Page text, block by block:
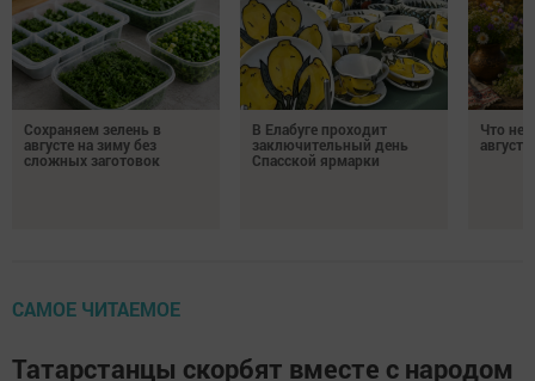
Сохраняем зелень в
августе на зиму без
сложных заготовок
В Елабуге проходит
заключительный день
Спасской ярмарки
Что
САМОЕ ЧИТАЕМОЕ
Татарстанцы скорбят вместе с народом